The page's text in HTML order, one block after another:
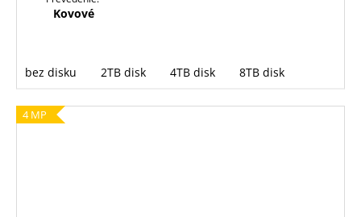
Kovové
bez disku 2TB disk 4TB disk 8TB disk
4 MP